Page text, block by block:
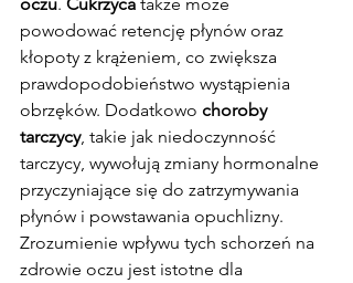
powodować retencję płynów oraz
kłopoty z krążeniem, co zwiększa
prawdopodobieństwo wystąpienia
obrzęków. Dodatkowo choroby
tarczycy, takie jak niedoczynność
tarczycy, wywołują zmiany hormonalne
przyczyniające się do zatrzymywania
płynów i powstawania opuchlizny.
Zrozumienie wpływu tych schorzeń na
zdrowie oczu jest istotne dla